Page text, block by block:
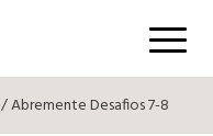
Menú
/ Abremente Desafios 7-8